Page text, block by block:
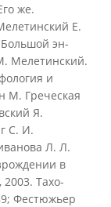
же.
Е.
эн-
Мелетинский.
и
М. Греческая
Я.
С. И.
Л. Л.
в
Тахо-
Фестюжьер